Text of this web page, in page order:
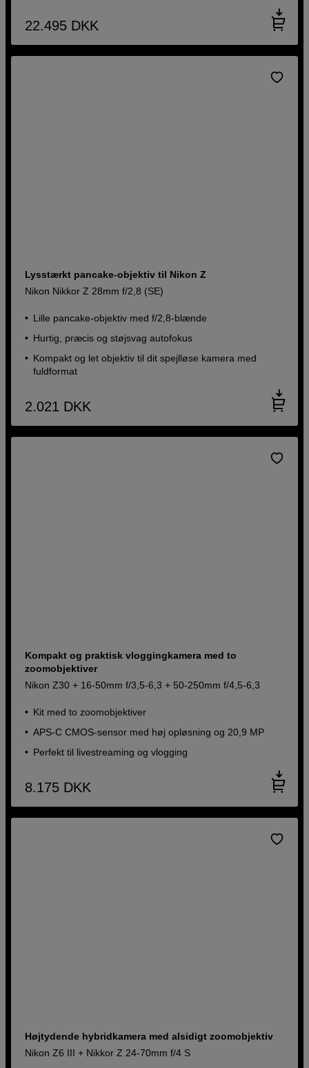
22.495 DKK
Lysstærkt pancake-objektiv til Nikon Z
Nikon Nikkor Z 28mm f/2,8 (SE)
Lille pancake-objektiv med f/2,8-blænde
Hurtig, præcis og støjsvag autofokus
Kompakt og let objektiv til dit spejlløse kamera med
fuldformat
2.021 DKK
Kompakt og praktisk vloggingkamera med to
zoomobjektiver
Nikon Z30 + 16-50mm f/3,5-6,3 + 50-250mm f/4,5-6,3
Kit med to zoomobjektiver
APS-C CMOS-sensor med høj opløsning og 20,9 MP
Perfekt til livestreaming og vlogging
8.175 DKK
Højtydende hybridkamera med alsidigt zoomobjektiv
Nikon Z6 III + Nikkor Z 24-70mm f/4 S